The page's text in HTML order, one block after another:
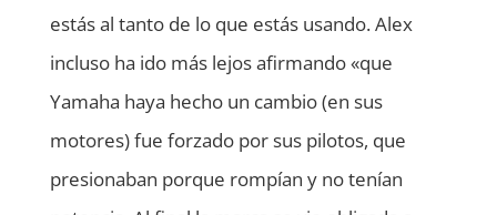
estás al tanto de lo que estás usando. Alex
incluso ha ido más lejos afirmando «que
Yamaha haya hecho un cambio (en sus
motores) fue forzado por sus pilotos, que
presionaban porque rompían y no tenían